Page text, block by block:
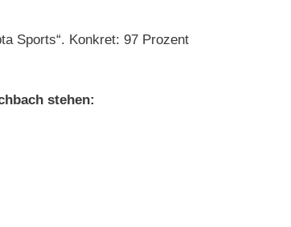
Sports“. Konkret: 97 Prozent
stehen: